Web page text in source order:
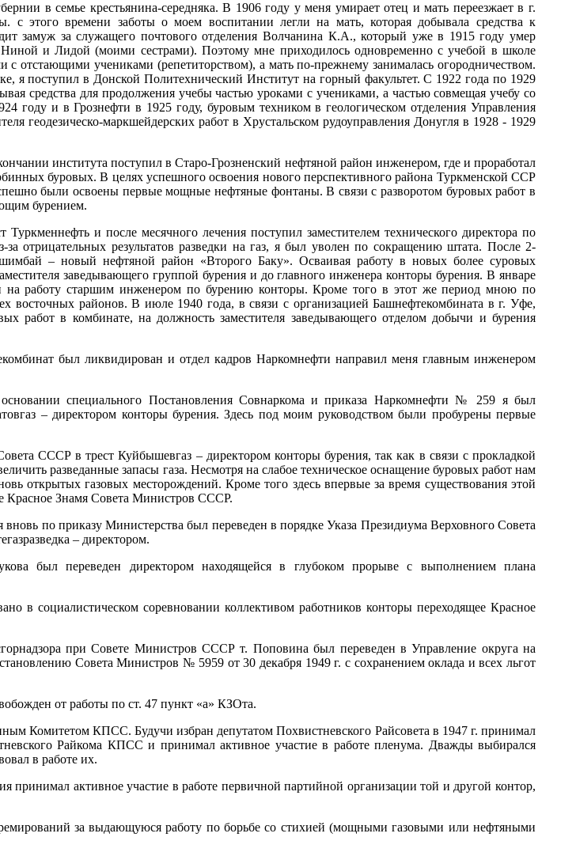
в семье крестьянина-середняка. В 1906 году у меня умирает отец и мать переезжает в г.
этого времени заботы о моем воспитании легли на мать, которая добывала средства к
замуж за служащего почтового отделения Волчанина К.А., который уже в 1915 году умер
и Лидой (моими сестрами). Поэтому мне приходилось одновременно с учебой в школе
с отстающими учениками (репетиторством), а мать по-прежнему занималась огородничеством.
я поступил в Донской Политехнический Институт на горный факультет. С 1922 года по 1929
средства для продолжения учебы частью уроками с учениками, а частью совмещая учебу со
году и в Грознефти в 1925 году, буровым техником в геологическом отделения Управления
геодезическо-маркшейдерских работ в Хрустальском рудоуправления Донугля в 1928 - 1929
института поступил в Старо-Грозненский нефтяной район инженером, где и проработал
буровых. В целях успешного освоения нового перспективного района Туркменской ССР
были освоены первые мощные нефтяные фонтаны. В связи с разворотом буровых работ в
бурением.
и после месячного лечения поступил заместителем технического директора по
отрицательных результатов разведки на газ, я был уволен по сокращению штата. После 2-
– новый нефтяной район «Второго Баку». Осваивая работу в новых более суровых
заведывающего группой бурения и до главного инженера конторы бурения. В январе
на работу старшим инженером по бурению конторы. Кроме того в этот же период мною по
восточных районов. В июле 1940 года, в связи с организацией Башнефтекомбината в г. Уфе,
работ в комбинате, на должность заместителя заведывающего отделом добычи и бурения
был ликвидирован и отдел кадров Наркомнефти направил меня главным инженером
специального Постановления Совнаркома и приказа Наркомнефти № 259 я был
– директором конторы бурения. Здесь под моим руководством были пробурены первые
СССР в трест Куйбышевгаз – директором конторы бурения, так как в связи с прокладкой
разведанные запасы газа. Несмотря на слабое техническое оснащение буровых работ нам
открытых газовых месторождений. Кроме того здесь впервые за время существования этой
Красное Знамя Совета Министров СССР.
по приказу Министерства был переведен в порядке Указа Президиума Верховного Совета
– директором.
был переведен директором находящейся в глубоком прорыве с выполнением плана
в социалистическом соревновании коллективом работников конторы переходящее Красное
при Совете Министров СССР т. Поповина был переведен в Управление округа на
Совета Министров № 5959 от 30 декабря 1949 г. с сохранением оклада и всех льгот
от работы по ст. 47 пункт «а» КЗОта.
Комитетом КПСС. Будучи избран депутатом Похвистневского Райсовета в 1947 г. принимал
Райкома КПСС и принимал активное участие в работе пленума. Дважды выбирался
в работе их.
принимал активное участие в работе первичной партийной организации той и другой контор,
за выдающуюся работу по борьбе со стихией (мощными газовыми или нефтяными